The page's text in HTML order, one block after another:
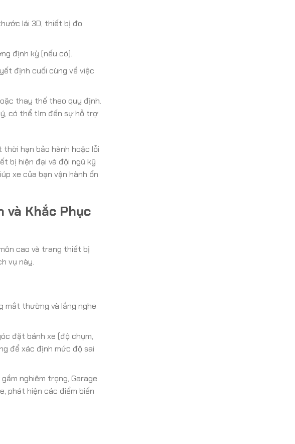
lái 3D, thiết bị đo
định kỳ (nếu có).
định cuối cùng về việc
thay thế theo quy định.
có thể tìm đến sự hỗ trợ
thời hạn bảo hành hoặc lỗi
bị hiện đại và đội ngũ kỹ
xe của bạn vận hành ổn
và Khắc Phục
cao và trang thiết bị
vụ này.
mắt thường và lắng nghe
đặt bánh xe (độ chụm,
để xác định mức độ sai
nghiêm trọng, Garage
phát hiện các điểm biến